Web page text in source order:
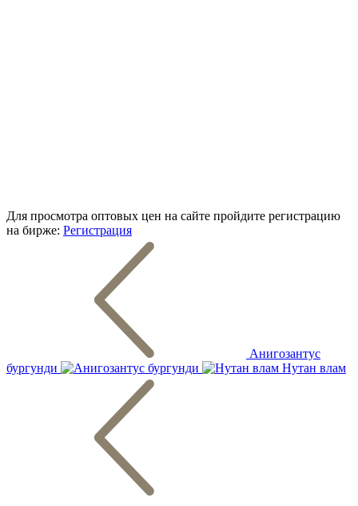
Для просмотра оптовых цен на сайте пройдите регистрацию
на бирже: Регистрация
Анигозантус
бургунди
Нутан влам